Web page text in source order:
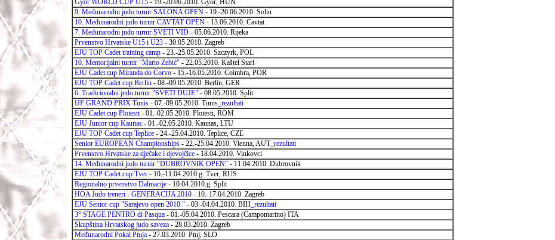
Gyor WORLD CUP U15 - 19.-20.06.2010. Gyor, HUN
9. Međunarodni judo turnir SALONA OPEN - 19.-20.06.2010. Solin
10. Međunarodni judo turnir CAVTAT OPEN - 13.06.2010. Cavtat
7. Međunarodni judo turnir SVETI VID - 05.06.2010. Rijeka
Prvenstvo Hrvatske U15 i U23 - 30.05.2010. Zagreb
EJU TOP Cadet training camp - 23.-25.05.2010. Szczyrk, POL
10. Memorijalni turnir "Mario Zebić" - 22.05.2010. Kaštel Stari
EJU Cadet cup Miranda do Corvo - 15.-16.05.2010. Coimbra, POR
EJU TOP Cadet cup Berlin - 08.-09.05.2010. Berlin, GER
6. Tradicionalni judo turnir "SVETI DUJE" - 08.05.2010. Split
IJF GRAND PRIX Tunis - 07.-09.05.2010. Tunis _rezultati
EJU Cadet cup Ploiesti - 01.-02.05.2010. Ploiesti, ROM
EJU Junior cup Kaunas - 01.-02.05.2010. Kaunas, LTU
EJU TOP Cadet cup Teplice - 24.-25.04.2010. Teplice, CZE
Senior EUROPEAN Championships - 22.-25.04.2010. Vienna, AUT_rezultati
Prvenstvo Hrvatske za dječake i djevojčice - 18.04.2010. Vinkovci
14. Međunarodni judo turnir "DUBROVNIK OPEN" - 11.04.2010. Dubrovnik
EJU TOP Cadet cup Tver - 10.-11.04.2010.g. Tver, RUS
Regionalno prvenstvo Dalmacije - 10.04.2010.g. Split
HOA Judo treneri - GENERACIJA 2010 - 10.-17.04.2010. Zagreb
EJU Senior cup "Sarajevo open 2010." - 03.-04.04.2010. BIH _rezultati
3° STAGE PENTRO di Pasqua - 01.-05.04.2010. Pescara (Campomarino) ITA
Skupština Hrvatskog judo saveza - 28.03.2010. Zagreb
Međunarodni Pokal Ptuja - 27.03.2010. Ptuj, SLO